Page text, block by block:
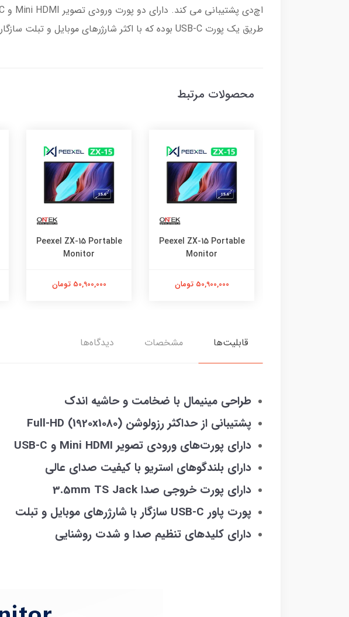
طریق یک پورت USB-C بوده که با اکثر شارژرهای موبایل و تبلت سازگاری دارد.
محصولات مرتبط
Peexel ZX-15 Portable
Monitor
50,900,000 تومان
Peexel ZX-15 Portable
Monitor
50,900,000 تومان
قابلیت‌ها مشخصات دیدگاه‌ها
طراحی مینیمال با ضخامت و حاشیه اندک
پشتیبانی از حداکثر رزولوشن Full-HD (1920x1080)
دارای پورت‌های ورودی تصویر Mini HDMI و USB-C
دارای بلندگوهای استریو با کیفیت صدای عالی
دارای پورت خروجی صدا 3.5mm TS Jack
پورت پاور USB-C سازگار با شارژرهای موبایل و تبلت
دارای کلیدهای تنظیم صدا و شدت روشنایی